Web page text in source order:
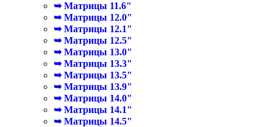
➥ Матрицы 11.6"
➥ Матрицы 12.0"
➥ Матрицы 12.1"
➥ Матрицы 12.5"
➥ Матрицы 13.0"
➥ Матрицы 13.3"
➥ Матрицы 13.5"
➥ Матрицы 13.9"
➥ Матрицы 14.0"
➥ Матрицы 14.1"
➥ Матрицы 14.5"